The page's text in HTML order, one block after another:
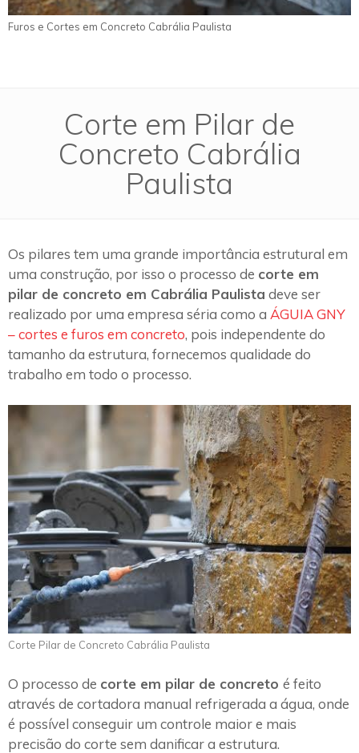
Furos e Cortes em Concreto Cabrália Paulista
Corte em Pilar de
Concreto Cabrália
Paulista
Os pilares tem uma grande importância estrutural em
uma construção, por isso o processo de corte em
pilar de concreto em Cabrália Paulista deve ser
realizado por uma empresa séria como a ÁGUIA GNY
– cortes e furos em concreto, pois independente do
tamanho da estrutura, fornecemos qualidade do
trabalho em todo o processo.
Corte Pilar de Concreto Cabrália Paulista
O processo de corte em pilar de concreto é feito
através de cortadora manual refrigerada a água, onde
é possível conseguir um controle maior e mais
precisão do corte sem danificar a estrutura.